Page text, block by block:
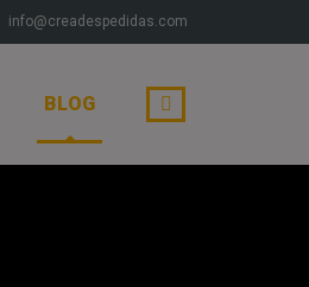
info@creadespedidas.com
BLOG